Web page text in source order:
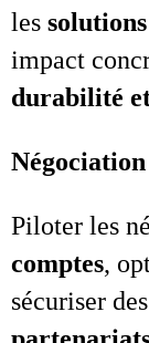
les
impact
durabilité
Piloter les
comptes,
sécuriser des